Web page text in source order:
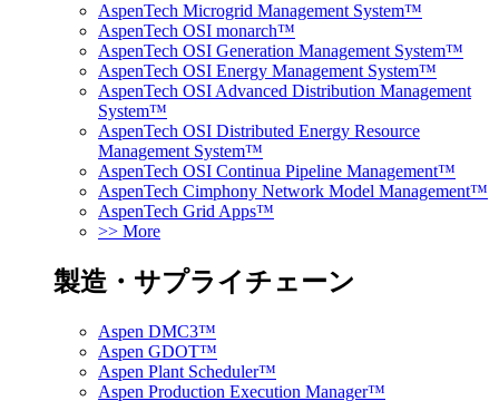
AspenTech Microgrid Management System™
AspenTech OSI monarch™
AspenTech OSI Generation Management System™
AspenTech OSI Energy Management System™
AspenTech OSI Advanced Distribution Management
System™
AspenTech OSI Distributed Energy Resource
Management System™
AspenTech OSI Continua Pipeline Management™
AspenTech Cimphony Network Model Management™
AspenTech Grid Apps™
>> More
製造・サプライチェーン
Aspen DMC3™
Aspen GDOT™
Aspen Plant Scheduler™
Aspen Production Execution Manager™